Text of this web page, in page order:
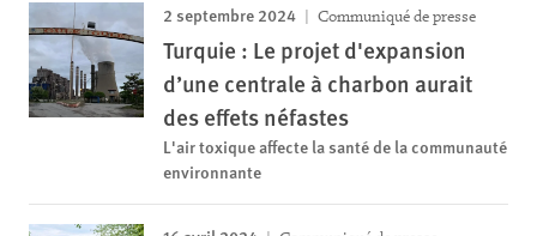
2 septembre 2024 Communiqué de presse
Turquie : Le projet d'expansion
d’une centrale à charbon aurait
des effets néfastes
L'air toxique affecte la santé de la communauté
environnante